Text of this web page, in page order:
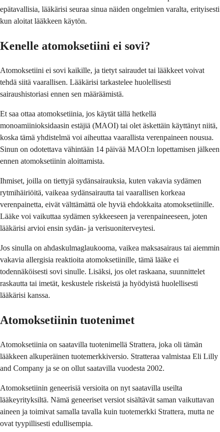
epätavallisia, lääkärisi seuraa sinua näiden ongelmien varalta, erityisesti
kun aloitat lääkkeen käytön.
Kenelle atomoksetiini ei sovi?
Atomoksetiini ei sovi kaikille, ja tietyt sairaudet tai lääkkeet voivat
tehdä siitä vaarallisen. Lääkärisi tarkastelee huolellisesti
sairaushistoriasi ennen sen määräämistä.
Et saa ottaa atomoksetiinia, jos käytät tällä hetkellä
monoamiinioksidaasin estäjiä (MAOI) tai olet äskettäin käyttänyt niitä,
koska tämä yhdistelmä voi aiheuttaa vaarallista verenpaineen nousua.
Sinun on odotettava vähintään 14 päivää MAOI:n lopettamisen jälkeen
ennen atomoksetiinin aloittamista.
Ihmiset, joilla on tiettyjä sydänsairauksia, kuten vakavia sydämen
rytmihäiriöitä, vaikeaa sydänsairautta tai vaarallisen korkeaa
verenpainetta, eivät välttämättä ole hyviä ehdokkaita atomoksetiinille.
Lääke voi vaikuttaa sydämen sykkeeseen ja verenpaineeseen, joten
lääkärisi arvioi ensin sydän- ja verisuoniterveytesi.
Jos sinulla on ahdaskulmaglaukooma, vaikea maksasairaus tai aiemmin
vakavia allergisia reaktioita atomoksetiinille, tämä lääke ei
todennäköisesti sovi sinulle. Lisäksi, jos olet raskaana, suunnittelet
raskautta tai imetät, keskustele riskeistä ja hyödyistä huolellisesti
lääkärisi kanssa.
Atomoksetiinin tuotenimet
Atomoksetiinia on saatavilla tuotenimellä Strattera, joka oli tämän
lääkkeen alkuperäinen tuotemerkkiversio. Stratteraa valmistaa Eli Lilly
and Company ja se on ollut saatavilla vuodesta 2002.
Atomoksetiinin geneerisiä versioita on nyt saatavilla useilta
lääkeyrityksiltä. Nämä geneeriset versiot sisältävät saman vaikuttavan
aineen ja toimivat samalla tavalla kuin tuotemerkki Strattera, mutta ne
ovat tyypillisesti edullisempia.